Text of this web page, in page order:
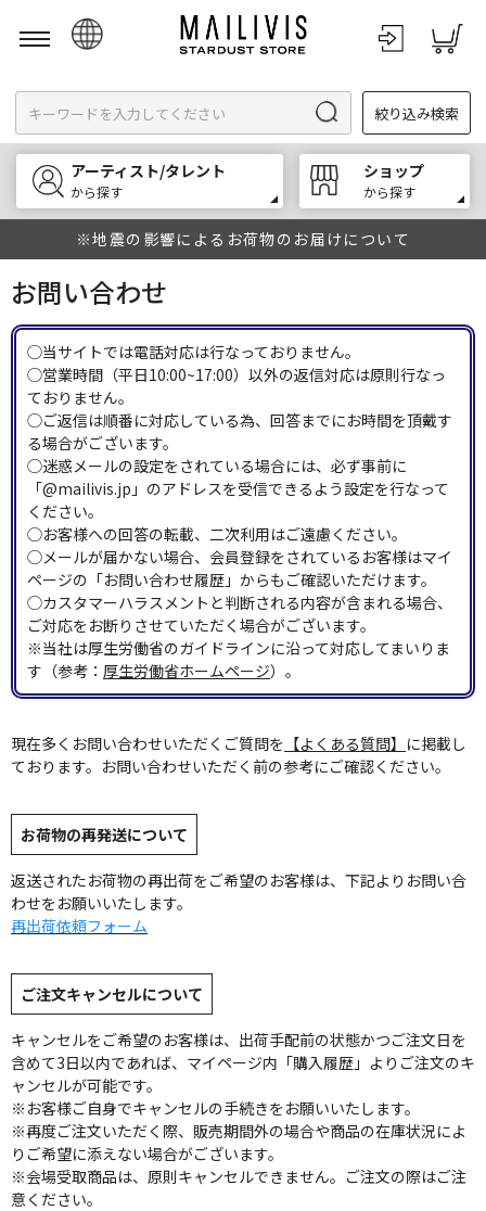
English
한국어
中文
絞り込み検索
アーティスト/タレント
から探す
ショップ
から探す
※地震の影響によるお荷物のお届けについて
お問い合わせ
◯当サイトでは電話対応は行なっておりません。
◯営業時間（平日10:00~17:00）以外の返信対応は原則行なっ
ておりません。
◯ご返信は順番に対応している為、回答までにお時間を頂戴す
る場合がございます。
◯迷惑メールの設定をされている場合には、必ず事前に
「@mailivis.jp」のアドレスを受信できるよう設定を行なって
ください。
◯お客様への回答の転載、二次利用はご遠慮ください。
◯メールが届かない場合、会員登録をされているお客様はマイ
ページの「お問い合わせ履歴」からもご確認いただけます。
◯カスタマーハラスメントと判断される内容が含まれる場合、
ご対応をお断りさせていただく場合がございます。
※当社は厚生労働省のガイドラインに沿って対応してまいりま
す（参考： 厚生労働省ホームページ）。
現在多くお問い合わせいただくご質問を 【よくある質問】 に掲載し
ております。お問い合わせいただく前の参考にご確認ください。
お荷物の再発送について
返送されたお荷物の再出荷をご希望のお客様は、下記よりお問い合
わせをお願いいたします。
再出荷依頼フォーム
ご注文キャンセルについて
キャンセルをご希望のお客様は、出荷手配前の状態かつご注文日を
含めて3日以内であれば、マイページ内「購入履歴」よりご注文のキ
ャンセルが可能です。
※お客様ご自身でキャンセルの手続きをお願いいたします。
※再度ご注文いただく際、販売期間外の場合や商品の在庫状況によ
りご希望に添えない場合がございます。
※会場受取商品は、原則キャンセルできません。ご注文の際はご注
意ください。